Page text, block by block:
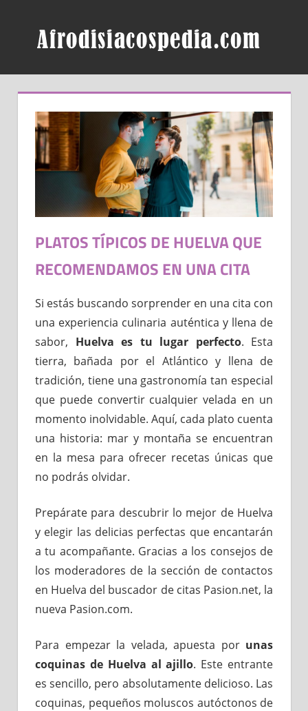
content
PLATOS TÍPICOS DE HUELVA QUE
RECOMENDAMOS EN UNA CITA
Si estás buscando sorprender en una cita con
una experiencia culinaria auténtica y llena de
sabor, Huelva es tu lugar perfecto. Esta
tierra, bañada por el Atlántico y llena de
tradición, tiene una gastronomía tan especial
que puede convertir cualquier velada en un
momento inolvidable. Aquí, cada plato cuenta
una historia: mar y montaña se encuentran
en la mesa para ofrecer recetas únicas que
no podrás olvidar.
Prepárate para descubrir lo mejor de Huelva
y elegir las delicias perfectas que encantarán
a tu acompañante. Gracias a los consejos de
los moderadores de la sección de contactos
en Huelva del buscador de citas Pasion.net, la
nueva Pasion.com.
Para empezar la velada, apuesta por unas
coquinas de Huelva al ajillo. Este entrante
es sencillo, pero absolutamente delicioso. Las
coquinas, pequeños moluscos autóctonos de